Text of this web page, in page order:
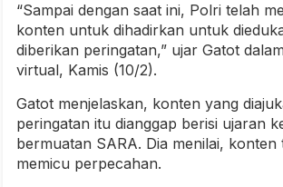
“Sampai dengan saat ini, Polri telah
konten untuk dihadirkan untuk
diberikan peringatan,” ujar Gatot
virtual, Kamis (10/2).
Gatot menjelaskan, konten yang
peringatan itu dianggap berisi ujaran
bermuatan SARA. Dia menilai, konten
memicu perpecahan.